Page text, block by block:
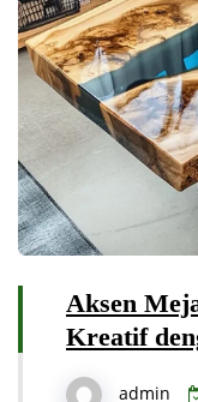
Aksen
Kreatif
admin